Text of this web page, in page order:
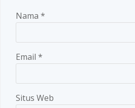
Nama *
Email *
Situs Web